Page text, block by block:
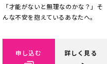
「才能がないと無理なのかな？」そ
んな不安を抱えているあなたへ。
申し込む 詳しく見る